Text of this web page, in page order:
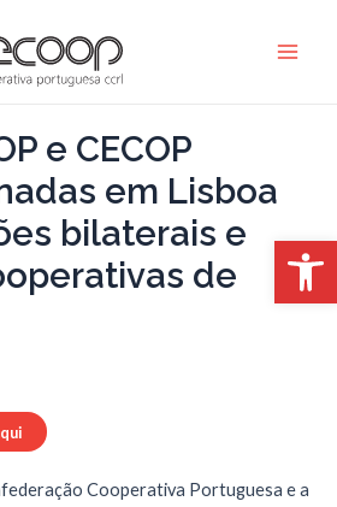
e CECOP
em Lisboa
bilaterais e
de
Cooperativa Portuguesa e a